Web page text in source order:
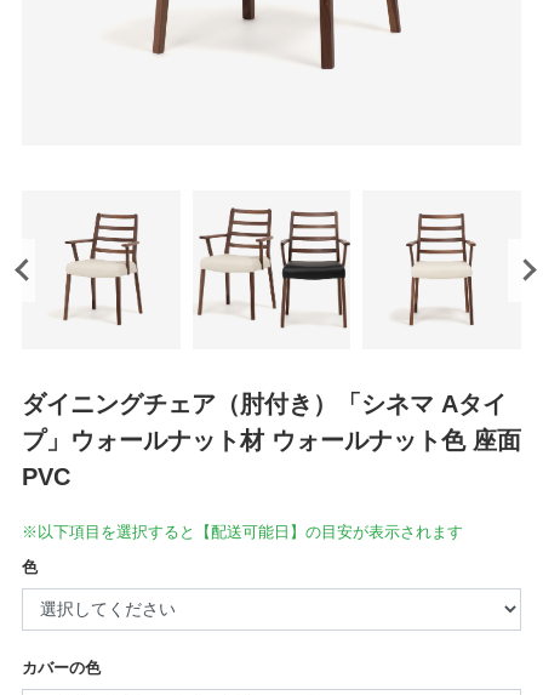
ダイニングチェア（肘付き）「シネマ Aタイ
プ」ウォールナット材 ウォールナット色 座面
PVC
※以下項目を選択すると【配送可能日】の目安が表示されます
色
カバーの色